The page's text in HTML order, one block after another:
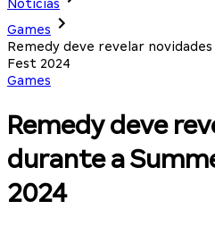
Notícias
Games
Remedy deve revelar
Fest 2024
Games
Remedy deve
durante a
2024